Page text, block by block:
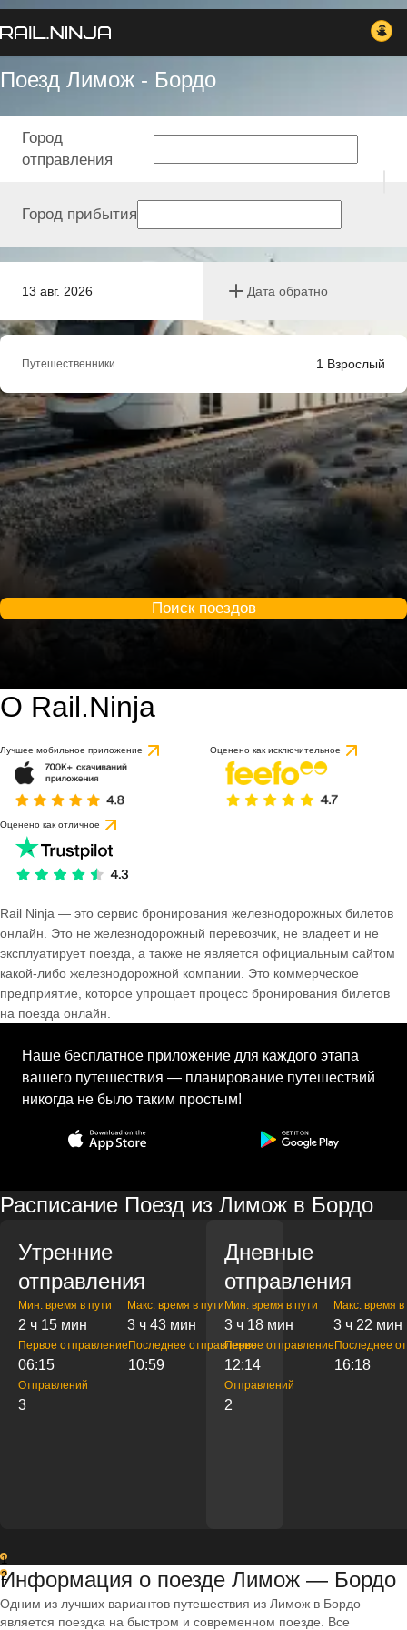
Поезд Лимож - Бордо
13 авг. 2026 Дата обратно
Город
отправления
Город прибытия
Путешественники 1 Взрослый
Поиск поездов
О Rail.Ninja
Лучшее мобильное приложение Оценено как исключительное
Оценено как отличное
Rail Ninja — это сервис бронирования железнодорожных билетов
онлайн. Это не железнодорожный перевозчик, не владеет и не
эксплуатирует поезда, а также не является официальным сайтом
какой-либо железнодорожной компании. Это коммерческое
предприятие, которое упрощает процесс бронирования билетов
на поезда онлайн.
Наше бесплатное приложение для каждого этапа
вашего путешествия — планирование путешествий
никогда не было таким простым!
Расписание Поезд из Лимож в Бордо
Утренние
отправления
Мин. время в пути
2 ч 15 мин
Макс. время в пути
3 ч 43 мин
Первое отправление
06:15
Последнее отправление
10:59
Отправлений
3
Дневные
отправления
Мин. время в пути
3 ч 18 мин
Макс. время в
3 ч 22 мин
Первое отправление
12:14
Последнее
16:18
Отправлений
2
1
2
Информация о поезде Лимож — Бордо
Одним из лучших вариантов путешествия из Лимож в Бордо
является поездка на быстром и современном поезде. Все
на основе 1 отзыва